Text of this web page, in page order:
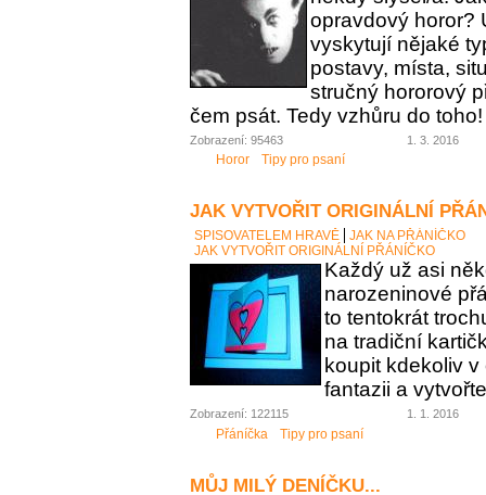
opravdový horor?
vyskytují nějaké
postavy, místa,
stručný hororový
čem psát. Tedy vzhůru do toho!
Zobrazení: 95463 1. 3. 2016
Horor Tipy pro psaní
JAK VYTVOŘIT ORIGINÁLNÍ
SPISOVATELEM HRAVĚ
JAK NA PŘÁNÍČKO
JAK VYTVOŘIT ORIGINÁLNÍ PŘÁNÍČKO
Každý už asi
narozeninové
to tentokrát
na tradiční
koupit kdekoliv
fantazii a
Zobrazení: 122115 1. 1. 2016
Přáníčka Tipy pro psaní
MŮJ MILÝ DENÍČKU...